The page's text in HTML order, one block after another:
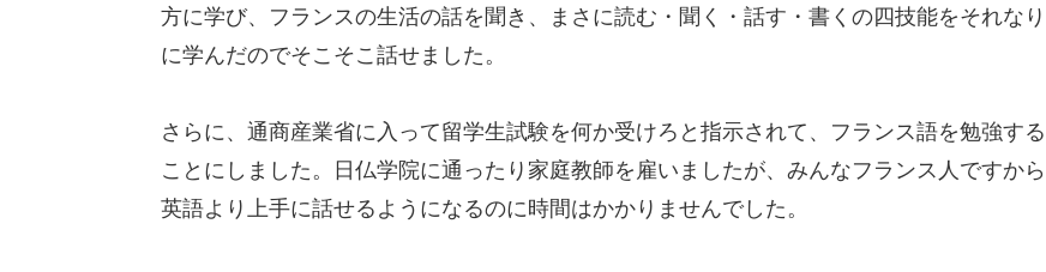
方に学び、フランスの生活の話を聞き、まさに読む・聞く・話す・書くの四技能をそれなり
に学んだのでそこそこ話せました。
さらに、通商産業省に入って留学生試験を何か受けろと指示されて、フランス語を勉強する
ことにしました。日仏学院に通ったり家庭教師を雇いましたが、みんなフランス人ですから
英語より上手に話せるようになるのに時間はかかりませんでした。